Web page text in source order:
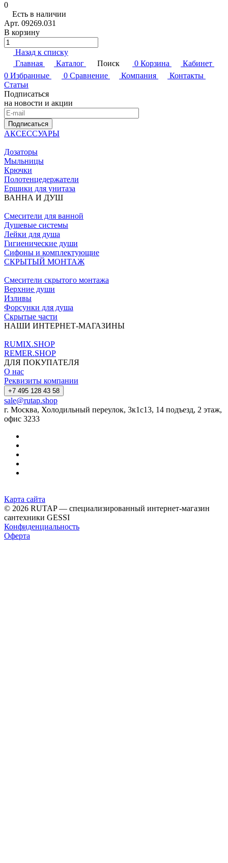
0
Есть в наличии
Арт. 09269.031
В корзину
Назад к списку
Главная
Каталог Поиск 0 Корзина
Кабинет
0 Избранные 0 Сравнение Компания
Контакты
Статьи
Подписаться
на новости и акции
Подписаться
АКСЕССУАРЫ
Дозаторы
Мыльницы
Крючки
Полотенцедержатели
Ершики для унитаза
ВАННА И ДУШ
Смесители для ванной
Душевые системы
Лейки для душа
Гигиенические души
Сифоны и комплектующие
СКРЫТЫЙ МОНТАЖ
Смесители скрытого монтажа
Верхние души
Изливы
Форсунки для душа
Скрытые части
НАШИ ИНТЕРНЕТ-МАГАЗИНЫ
RUMIX.SHOP
REMER.SHOP
ДЛЯ ПОКУПАТЕЛЯ
О нас
Реквизиты компании
+7 495 128 43 58
sale@rutap.shop
г. Москва, Холодильный переулок, 3к1с13, 14 подъезд, 2 этаж,
офис 3233
Карта сайта
© 2026 RUTAP — специализированный интернет-магазин
сантехники GESSI
Конфиденциальность
Оферта